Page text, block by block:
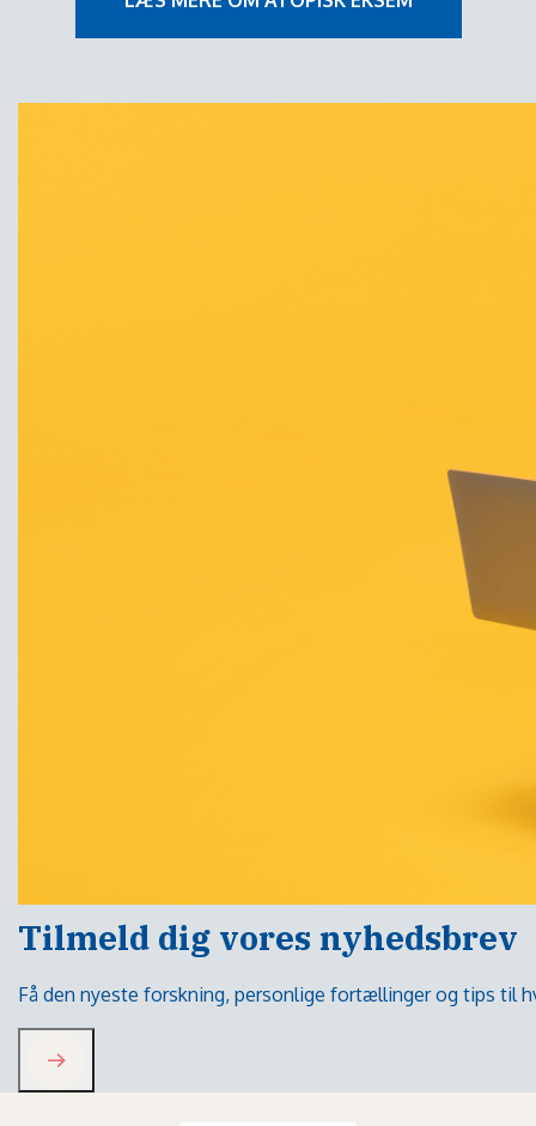
Tilmeld dig vores nyhedsbrev
Få den nyeste forskning, personlige fortællinger og tips til